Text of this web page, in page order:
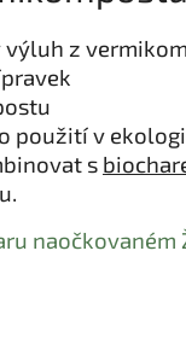
z
použití v
s
naočkovaném